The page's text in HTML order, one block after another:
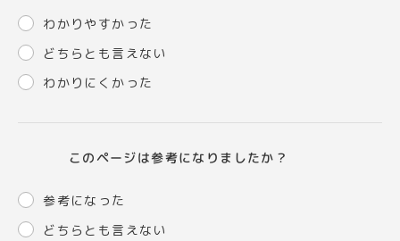
わかりやすかった
どちらとも言えない
わかりにくかった
このページは参考になりましたか？
参考になった
どちらとも言えない